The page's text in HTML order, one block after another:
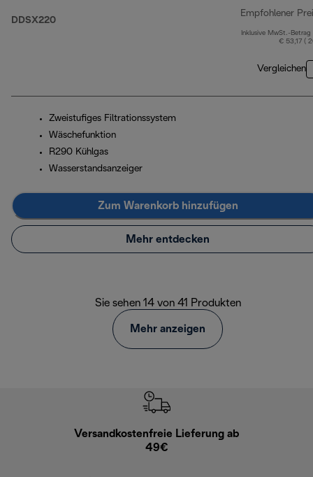
DDSX220
Empfohlener
Inklusive MwSt.-Betrag
€ 53,17 (
Vergleichen
Zweistufiges Filtrationssystem
Wäschefunktion
R290 Kühlgas
Wasserstandsanzeiger
Zum Warenkorb hinzufügen
Mehr entdecken
Sie sehen 14 von 41 Produkten
Mehr anzeigen
Versandkostenfreie Lieferung ab
49€